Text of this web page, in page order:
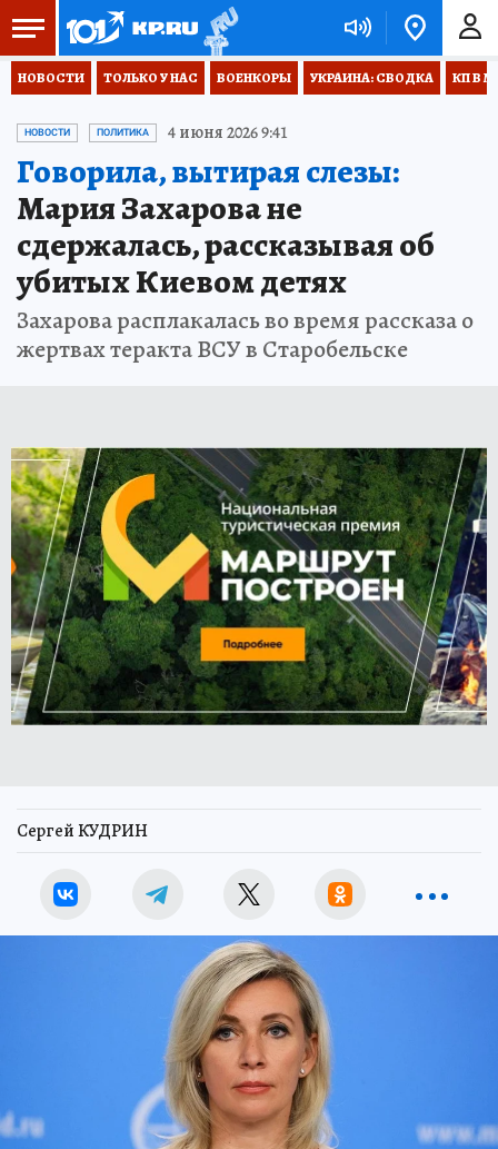
НОВОСТИ ТОЛЬКО У НАС ВОЕНКОРЫ УКРАИНА: СВОДКА КП В
НОВОСТИ ПОЛИТИКА 4 июня 2026 9:41
Говорила, вытирая слезы:
Мария Захарова не
сдержалась, рассказывая об
убитых Киевом детях
Захарова расплакалась во время рассказа о
жертвах теракта ВСУ в Старобельске
Сергей КУДРИН